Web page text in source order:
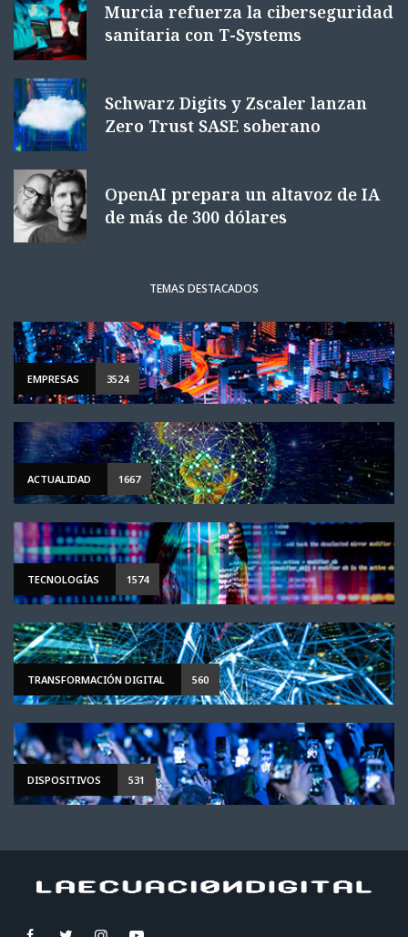
Murcia refuerza la ciberseguridad
sanitaria con T-Systems
Schwarz Digits y Zscaler lanzan
Zero Trust SASE soberano
OpenAI prepara un altavoz de IA
de más de 300 dólares
TEMAS DESTACADOS
EMPRESAS 3524
ACTUALIDAD 1667
TECNOLOGÍAS 1574
TRANSFORMACIÓN DIGITAL 560
DISPOSITIVOS 531